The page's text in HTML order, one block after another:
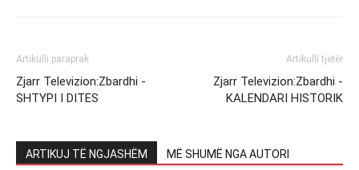
Artikulli paraprak
Zjarr Televizion:Zbardhi -
SHTYPI I DITES
Artikulli tjetër
Zjarr Televizion:Zbardhi -
KALENDARI HISTORIK
ARTIKUJ TË NGJASHËM MË SHUMË NGA AUTORI